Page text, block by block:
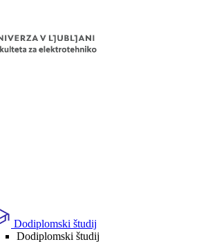
Dodiplomski študij
Dodiplomski študij